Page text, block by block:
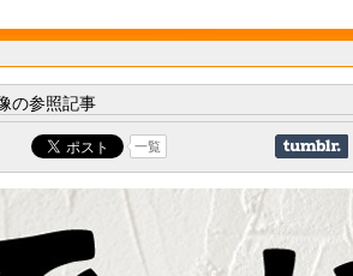
の参照記事
一覧